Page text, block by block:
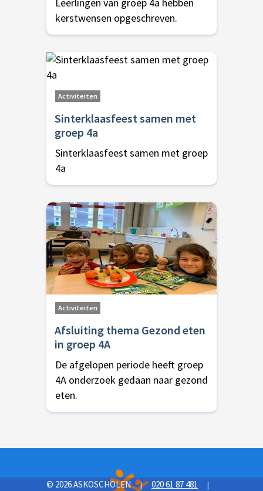
Leerlingen van groep 4a hebben
kerstwensen opgeschreven.
Activiteiten
Sinterklaasfeest samen met
groep 4a
Sinterklaasfeest samen met groep
4a
Activiteiten
Afsluiting thema Gezond eten
in groep 4A
De afgelopen periode heeft groep
4A onderzoek gedaan naar gezond
eten.
© 2026 ASKOSCHOLEN | 020 61 87 481 |